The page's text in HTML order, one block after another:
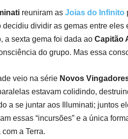
reuniram as Joias do Infinito
decidiu dividir as gemas entre
a sexta gema foi dada ao Capitão
do grupo. Mas essa
veio na série Novos
estavam colidindo,
a se juntar aos Illuminati; juntos
essas “incursões” e a única
a Terra.